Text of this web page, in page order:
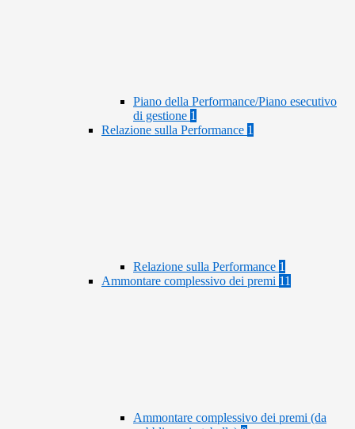
Piano della Performance/Piano esecutivo
di gestione 1
Relazione sulla Performance 1
Relazione sulla Performance 1
Ammontare complessivo dei premi 11
Ammontare complessivo dei premi (da